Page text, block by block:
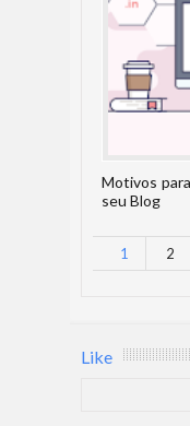
Motivos
seu Blog
1 2
Like